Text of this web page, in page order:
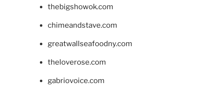
thebigshowok.com
chimeandstave.com
greatwallseafoodny.com
theloverose.com
gabriovoice.com